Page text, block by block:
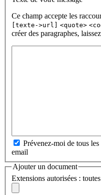
Ce champ accepte les
[texte->url]
<quote>
créer des paragraphes,
Prévenez-moi de tous
email
Ajouter un document
Extensions autorisées : toutes